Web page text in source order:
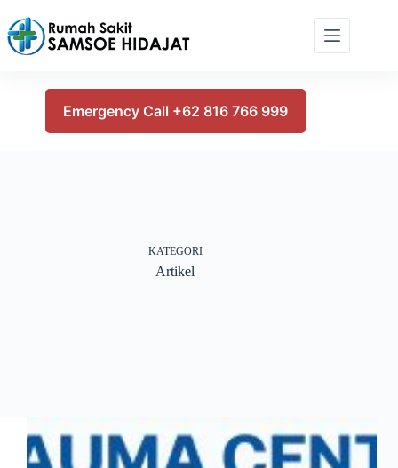
content
Emergency Call +62 816 766 999
KATEGORI
Artikel